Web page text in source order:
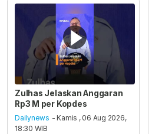
Zulhas Jelaskan Anggaran
Rp3 M per Kopdes
Dailynews - Kamis , 06 Aug 2026,
18:30 WIB